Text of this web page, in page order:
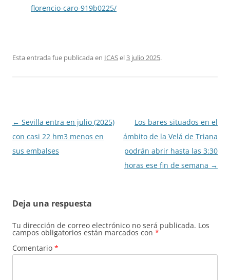
florencio-caro-919b0225/
Esta entrada fue publicada en ICASel3 julio 2025.
Navegación
de
entradas
← Sevilla entra en julio (2025)
con casi 22 hm3 menos en
sus embalses
Los bares situados en el
ámbito de la Velá de Triana
podrán abrir hasta las 3:30
horas ese fin de semana →
Deja una respuesta
Tu dirección de correo electrónico no será publicada. Los
campos obligatorios están marcados con *
Comentario *